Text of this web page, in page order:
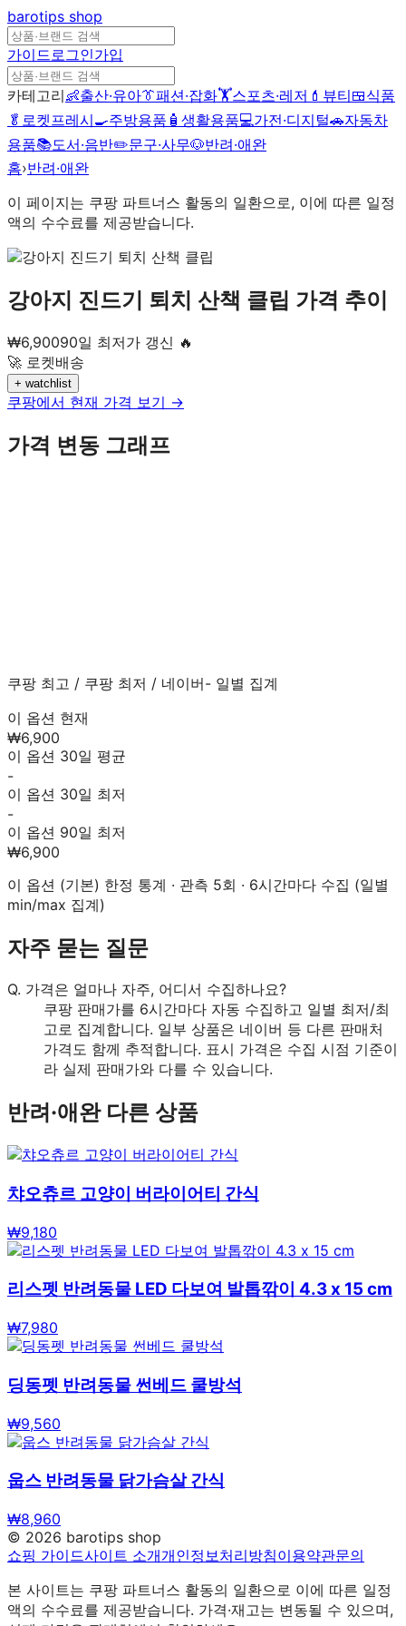
barotips shop
가이드로그인가입
카테고리👶출산·유아👔패션·잡화🏋️스포츠·레저 💄 뷰티🍱식품
🥬 로켓프레시🍳주방용품 🧴 생활용품💻가전·디지털🚗자동차
용품📚도서·음반✏️문구·사무🐶반려·애완
홈›반려·애완
이 페이지는 쿠팡 파트너스 활동의 일환으로, 이에 따른 일정
액의 수수료를 제공받습니다.
강아지 진드기 퇴치 산책 클립 가격 추이
₩6,90090일 최저가 갱신 🔥
🚀 로켓배송
+ watchlist
쿠팡에서 현재 가격 보기 →
가격 변동 그래프
쿠팡 최고 / 쿠팡 최저 / 네이버- 일별 집계
이 옵션 현재
₩6,900
이 옵션 30일 평균
-
이 옵션 30일 최저
-
이 옵션 90일 최저
₩6,900
이 옵션 (기본) 한정 통계 · 관측 5회 · 6시간마다 수집 (일별
min/max 집계)
자주 묻는 질문
Q. 가격은 얼마나 자주, 어디서 수집하나요?
쿠팡 판매가를 6시간마다 자동 수집하고 일별 최저/최
고로 집계합니다. 일부 상품은 네이버 등 다른 판매처
가격도 함께 추적합니다. 표시 가격은 수집 시점 기준이
라 실제 판매가와 다를 수 있습니다.
반려·애완다른 상품
챠오츄르 고양이 버라이어티 간식
₩9,180
리스펫 반려동물 LED 다보여 발톱깎이 4.3 x 15 cm
₩7,980
딩동펫 반려동물 썬베드 쿨방석
₩9,560
웁스 반려동물 닭가슴살 간식
₩8,960
© 2026 barotips shop
쇼핑 가이드사이트 소개개인정보처리방침이용약관문의
본 사이트는 쿠팡 파트너스 활동의 일환으로 이에 따른 일정
액의 수수료를 제공받습니다. 가격·재고는 변동될 수 있으며,